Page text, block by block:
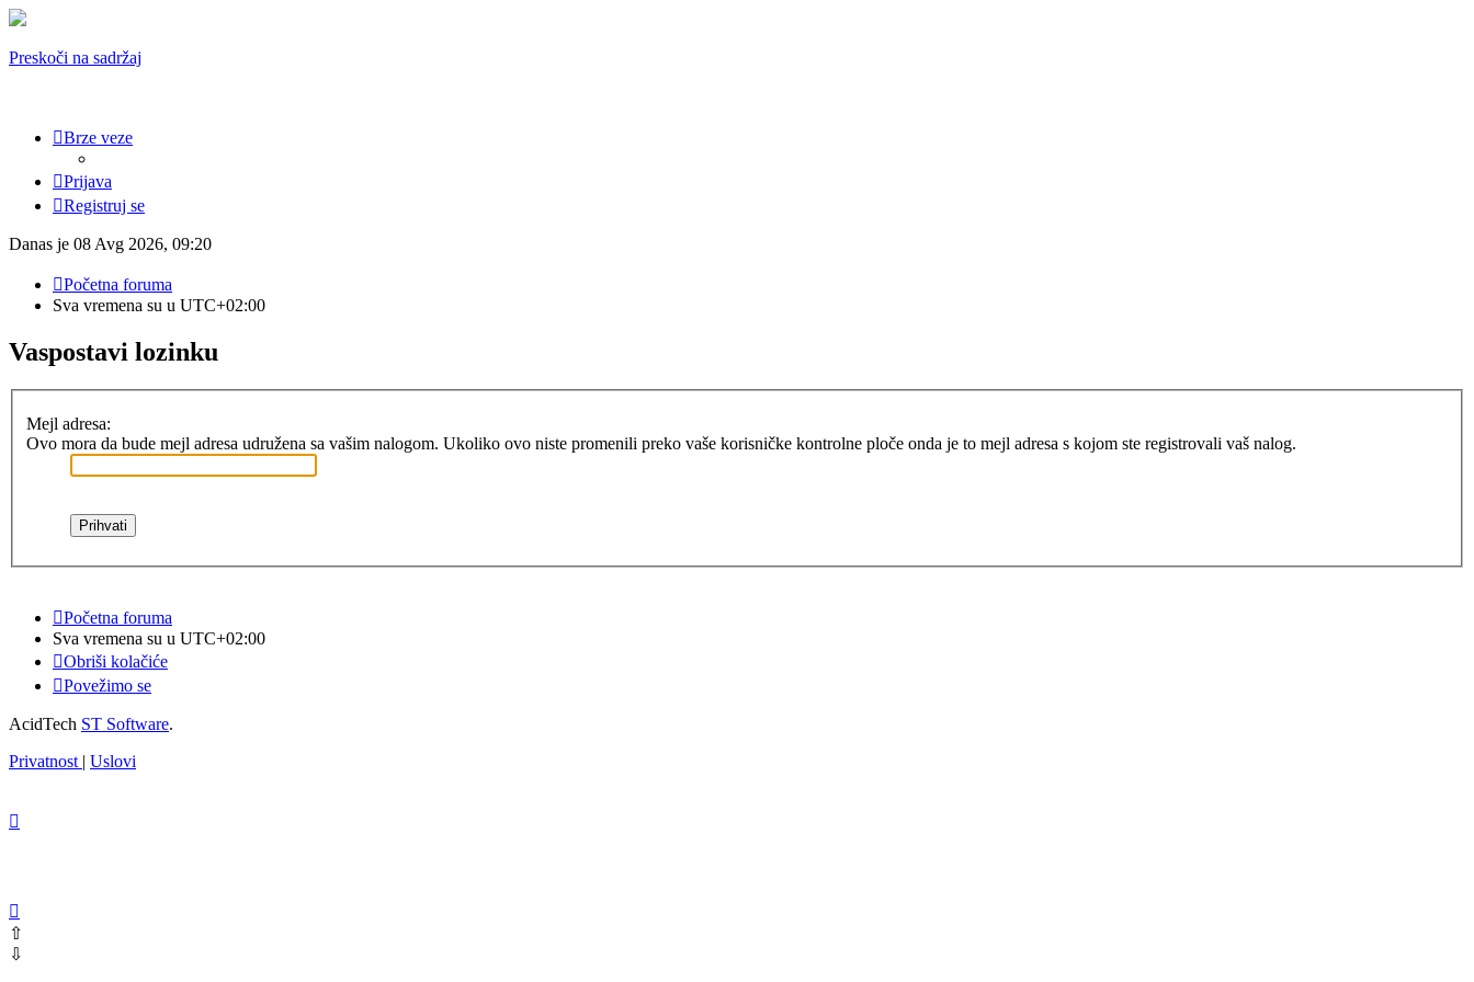
Preskoči na sadržaj
Brze veze
Prijava
Registruj se
Danas je 08 Avg 2026, 09:20
Početna foruma
Sva vremena su u UTC+02:00
Vaspostavi lozinku
Mejl adresa:
Ovo mora da bude mejl adresa udružena sa vašim nalogom. Ukoliko ovo niste promenili preko vaše korisničke kontrolne ploče onda je to mejl adresa s kojom ste registrovali vaš nalog.
Početna foruma
Sva vremena su u UTC+02:00
Obriši kolačiće
Povežimo se
AcidTech ST Software.
Privatnost | Uslovi
⇧
⇩